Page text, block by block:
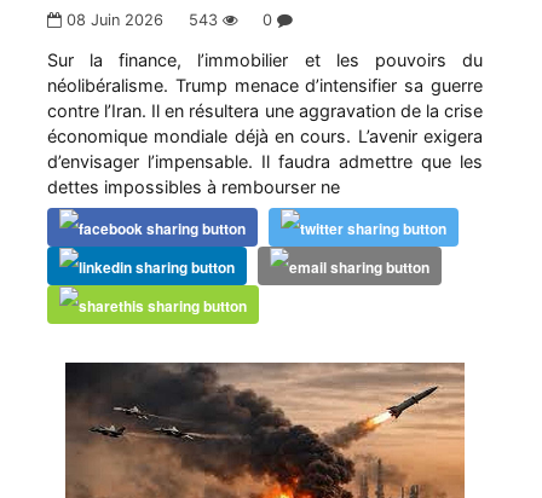
08 Juin 2026 543 0
Sur la finance, l’immobilier et les pouvoirs du
néolibéralisme. Trump menace d’intensifier sa guerre
contre l’Iran. Il en résultera une aggravation de la crise
économique mondiale déjà en cours. L’avenir exigera
d’envisager l’impensable. Il faudra admettre que les
dettes impossibles à rembourser ne